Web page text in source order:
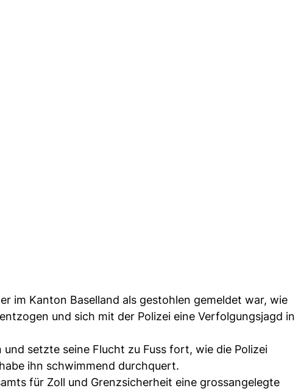
im Kanton Baselland als gestohlen gemeldet war, wie
und sich mit der Polizei eine Verfolgungsjagd in
setzte seine Flucht zu Fuss fort, wie die Polizei
ihn schwimmend durchquert.
für Zoll und Grenzsicherheit eine grossangelegte